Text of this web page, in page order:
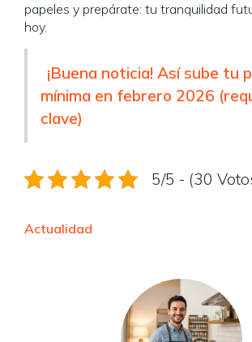
papeles y prepárate: tu tranquilidad
hoy.
¡Buena noticia! Así sube tu
mínima en febrero 2026
clave)
5/5 - (30
Actualidad